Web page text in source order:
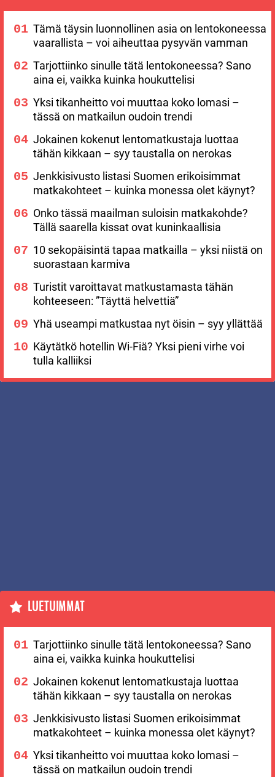
Tämä täysin luonnollinen asia on lentokoneessa
vaarallista – voi aiheuttaa pysyvän vamman
Tarjottiinko sinulle tätä lentokoneessa? Sano
aina ei, vaikka kuinka houkuttelisi
Yksi tikanheitto voi muuttaa koko lomasi –
tässä on matkailun oudoin trendi
Jokainen kokenut lentomatkustaja luottaa
tähän kikkaan – syy taustalla on nerokas
Jenkkisivusto listasi Suomen erikoisimmat
matkakohteet – kuinka monessa olet käynyt?
Onko tässä maailman suloisin matkakohde?
Tällä saarella kissat ovat kuninkaallisia
10 sekopäisintä tapaa matkailla – yksi niistä on
suorastaan karmiva
Turistit varoittavat matkustamasta tähän
kohteeseen: ”Täyttä helvettiä”
Yhä useampi matkustaa nyt öisin – syy yllättää
Käytätkö hotellin Wi-Fiä? Yksi pieni virhe voi
tulla kalliiksi
LUETUIMMAT
Tarjottiinko sinulle tätä lentokoneessa? Sano
aina ei, vaikka kuinka houkuttelisi
Jokainen kokenut lentomatkustaja luottaa
tähän kikkaan – syy taustalla on nerokas
Jenkkisivusto listasi Suomen erikoisimmat
matkakohteet – kuinka monessa olet käynyt?
Yksi tikanheitto voi muuttaa koko lomasi –
tässä on matkailun oudoin trendi